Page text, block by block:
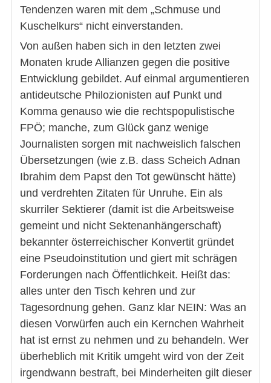
Tendenzen waren mit dem „Schmuse und
Kuschelkurs“ nicht einverstanden.
Von außen haben sich in den letzten zwei
Monaten krude Allianzen gegen die positive
Entwicklung gebildet. Auf einmal argumentieren
antideutsche Philozionisten auf Punkt und
Komma genauso wie die rechtspopulistische
FPÖ; manche, zum Glück ganz wenige
Journalisten sorgen mit nachweislich falschen
Übersetzungen (wie z.B. dass Scheich Adnan
Ibrahim dem Papst den Tot gewünscht hätte)
und verdrehten Zitaten für Unruhe. Ein als
skurriler Sektierer (damit ist die Arbeitsweise
gemeint und nicht Sektenanhängerschaft)
bekannter österreichischer Konvertit gründet
eine Pseudoinstitution und giert mit schrägen
Forderungen nach Öffentlichkeit. Heißt das:
alles unter den Tisch kehren und zur
Tagesordnung gehen. Ganz klar NEIN: Was an
diesen Vorwürfen auch ein Kernchen Wahrheit
hat ist ernst zu nehmen und zu behandeln. Wer
überheblich mit Kritik umgeht wird von der Zeit
irgendwann bestraft, bei Minderheiten gilt dieser